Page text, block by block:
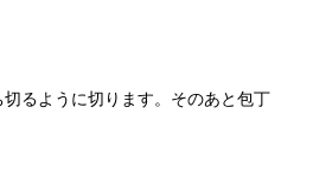
単綺麗！
にしてきた...
るように切ります。そのあと包丁